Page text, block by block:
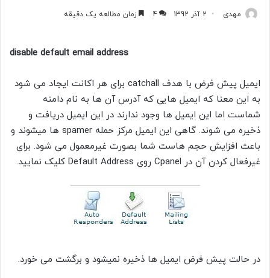
مهدی 2 آذر 1392 4 زمان مطالعه یک دقیقه
ایمیل پیش فرض با هدف catchall برای هر اکانت ایجاد می شود
به این معنا که ایمیل هایی که آدرس آن ها به نام دامنه
شماست اما این ایمیل ها وجود ندارند در این ایمیل دریافت و
ذخیره می شوند. گاهی این ایمیل مرکز حمله spamer ها میشوند و
باعث افزایش حجم هاست شما بصورت غیرمعمول می شود. برای
غیرفعال کردن آن در Cpanel روی Default Address کلیک نمایید.
در حالت پیش فرض ایمیل ها ذخیره نمیشود و برگشت می خورد.